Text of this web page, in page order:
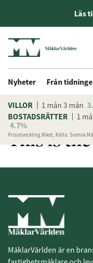
Läs
Nyheter Från
VILLOR 1 mån 3 mån
BOSTADSRÄTTER
1
4.7%
Prisutveckling Riket, Källa: Svensk
This is
MäklarVärlden är en